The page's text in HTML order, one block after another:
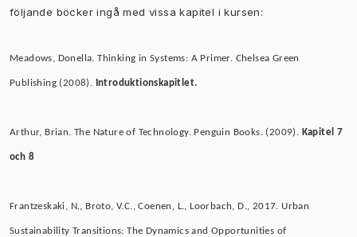
följande böcker ingå med vissa kapitel i kursen:
Meadows, Donella. Thinking in Systems: A Primer. Chelsea Green
Publishing (2008). Introduktionskapitlet.
Arthur, Brian. The Nature of Technology. Penguin Books. (2009). Kapitel 7
och 8
Frantzeskaki, N., Broto, V.C., Coenen, L., Loorbach, D., 2017. Urban
Sustainability Transitions: The Dynamics and Opportunities of